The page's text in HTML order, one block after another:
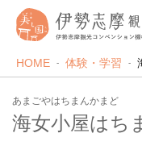
HOME 体験・学習
あまごやはちまんかまど
海女小屋はち